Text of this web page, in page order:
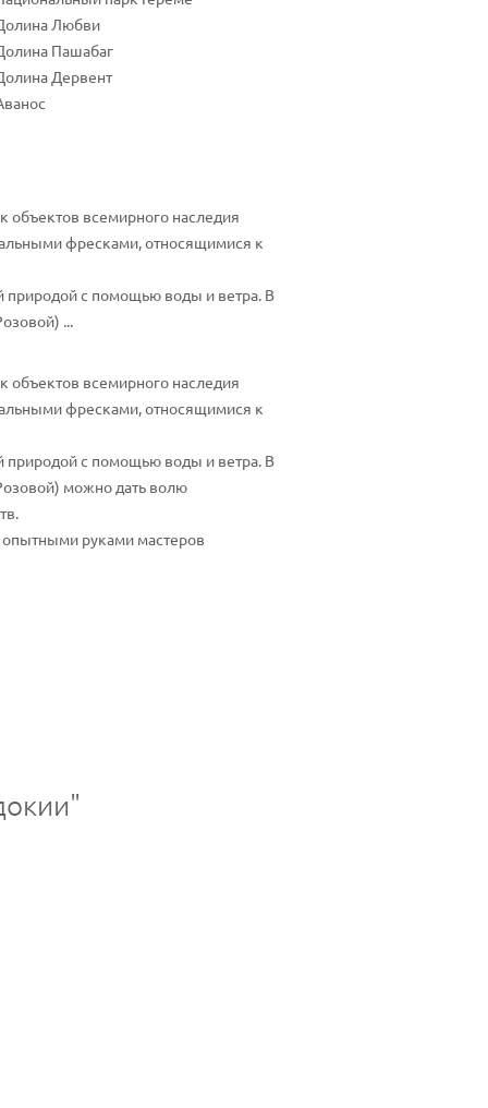
Любви
Пашабаг
Дервент
объектов всемирного наследия
фресками, относящимися к
природой с помощью воды и ветра. В
...
объектов всемирного наследия
фресками, относящимися к
природой с помощью воды и ветра. В
можно дать волю
опытными руками мастеров